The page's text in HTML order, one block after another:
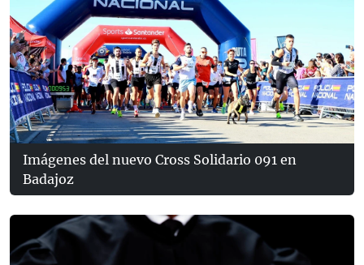
Imágenes del nuevo Cross Solidario 091 en
Badajoz